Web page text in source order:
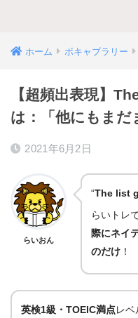
ホーム ボキャブラリー
【超頻出表現】
は：「他にもまだ
2021年6月2日
らいおん
“The list
らいトレ
際にネイ
のだけ ！
英検1級・TOEIC満点レ